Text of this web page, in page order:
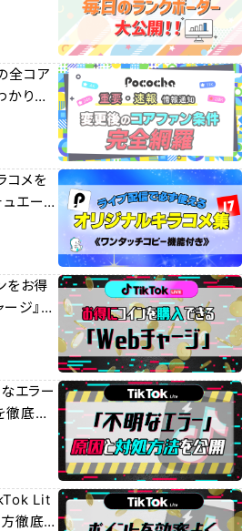
全コア
かりや
コメを
エー
をお得
ジ』に
エラー
徹底解
Lit
徹底